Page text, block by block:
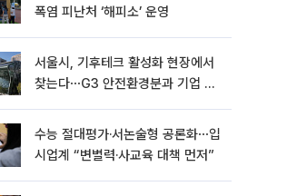
폭염 피난처 ‘해피소’ 운영
서울시, 기후테크 활성화 현장에서
찾는다⋯G3 안전환경분과 기업 방
수능 절대평가·서논술형 공론화⋯입
시업계 “변별력·사교육 대책 먼저”